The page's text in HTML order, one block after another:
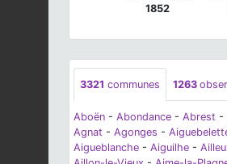
1852
3321 communes 1263
Aboën - Abondance - Abrest -
Agnat - Agonges -
Aigueblanche - Aiguilhe -